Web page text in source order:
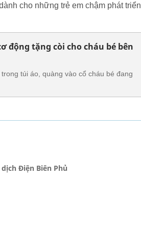
cho những trẻ em chậm phát triển
động tặng còi cho cháu bé bên
túi áo, quàng vào cổ cháu bé đang
Điện Biên Phủ